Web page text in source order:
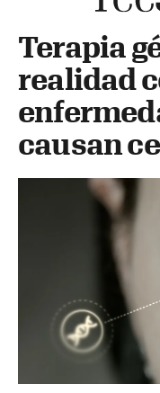
Terapia
realidad
causan